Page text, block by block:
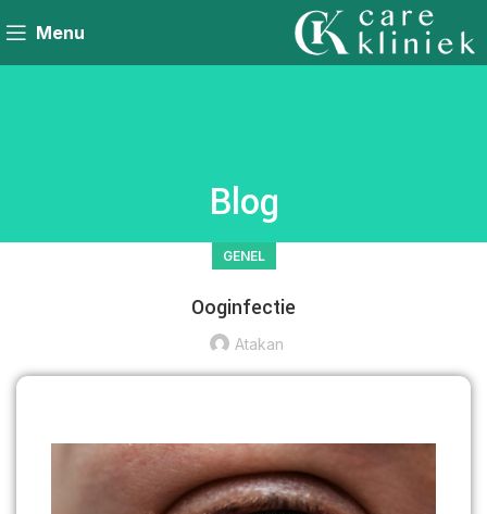
Menu
Blog
GENEL
Ooginfectie
Atakan